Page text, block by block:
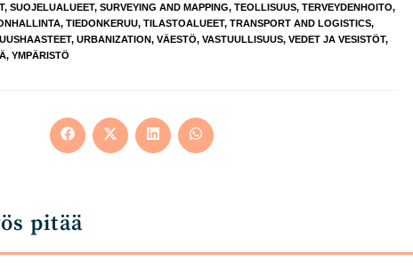
, SUOJELUALUEET, SURVEYING AND MAPPING, TEOLLISUUS, TERVEYDENHOITO,
, TIEDONKERUU, TILASTOALUEET, TRANSPORT AND LOGISTICS,
, URBANIZATION, VÄESTÖ, VASTUULLISUUS, VEDET JA VESISTÖT,
, YMPÄRISTÖ
Opens
in
Opens
in
Opens
in
Opens
in
pitää